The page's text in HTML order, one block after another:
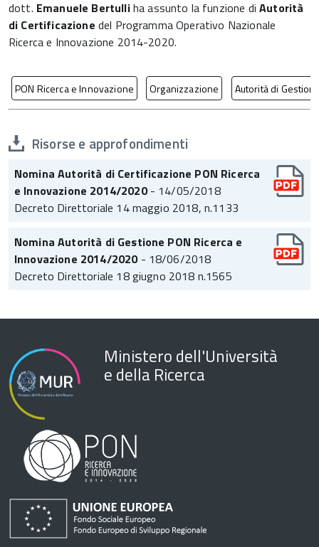
dott. Emanuele Bertulliha assunto la funzione diAutorità
di Certificazione del Programma Operativo Nazionale
Ricerca e Innovazione 2014-2020.
PON Ricerca e Innovazione Organizzazione Autorità di
Risorse e approfondimenti
Nomina Autorità di Certificazione PON Ricerca
e Innovazione 2014/2020- 14/05/2018
Decreto Direttoriale 14 maggio 2018, n.1133
Nomina Autorità di Gestione PON Ricerca e
Innovazione 2014/2020- 18/06/2018
Decreto Direttoriale 18 giugno 2018 n.1565
Ministero dell'Università
e della Ricerca